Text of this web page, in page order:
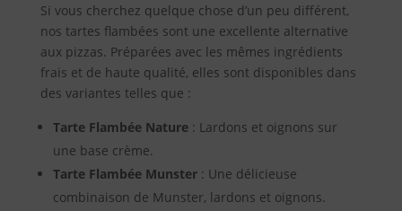
Si vous cherchez quelque chose d’un peu différent,
nos tartes flambées sont une excellente alternative
aux pizzas. Préparées avec les mêmes ingrédients
frais et de haute qualité, elles sont disponibles dans
des variantes telles que :
Tarte Flambée Nature: Lardons et oignons sur
une base crème.
Tarte Flambée Munster: Une délicieuse
combinaison de Munster, lardons et oignons.